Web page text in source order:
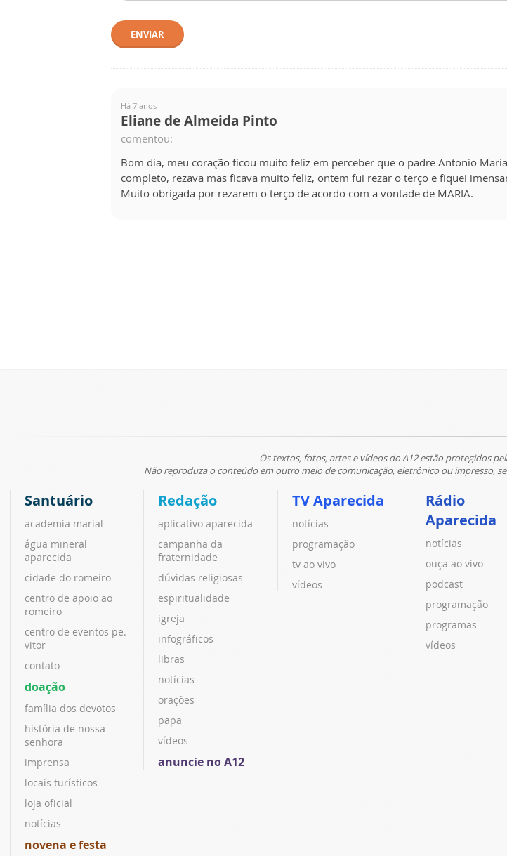
ENVIAR
Há 7 anos
Eliane de Almeida Pinto
comentou:
Bom dia, meu coração ficou muito feliz em perceber que o padre Antonio
completo, rezava mas ficava muito feliz, ontem fui rezar o terço e fiquei
Muito obrigada por rezarem o terço de acordo com a vontade de MARIA.
Os textos, fotos, artes e vídeos do A12 estão protegidos
Não reproduza o conteúdo em outro meio de comunicação, eletrônico ou impresso,
Santuário
academia marial
água mineral
aparecida
cidade do romeiro
centro de apoio ao
romeiro
centro de eventos pe.
vitor
contato
doação
família dos devotos
história de nossa
senhora
imprensa
locais turísticos
loja oficial
notícias
novena e festa
Redação
aplicativo aparecida
campanha da
fraternidade
dúvidas religiosas
espiritualidade
igreja
infográficos
libras
notícias
orações
papa
vídeos
anuncie no A12
TV Aparecida
notícias
programação
tv ao vivo
vídeos
Rádio
Aparecida
notícias
ouça ao vivo
podcast
programação
programas
vídeos